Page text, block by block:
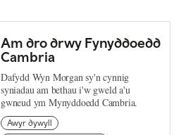
Am dro drwy Fynyddoedd
Cambria
Dafydd Wyn Morgan sy'n cynnig
syniadau am bethau i'w gweld a'u
gwneud ym Mynyddoedd Cambria.
Awyr dywyll